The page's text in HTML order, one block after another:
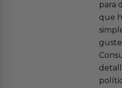
para
que